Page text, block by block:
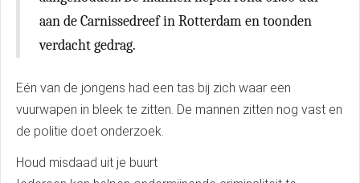
aan de Carnissedreef in Rotterdam en toonden
verdacht gedrag.
Eén van de jongens had een tas bij zich waar een
vuurwapen in bleek te zitten. De mannen zitten nog vast en
de politie doet onderzoek.
Houd misdaad uit je buurt